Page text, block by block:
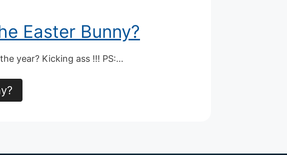
Easter Bunny?
year? Kicking ass !!! PS:…